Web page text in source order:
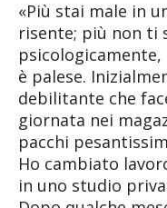
«Più stai male in
risente; più non ti
è palese.
debilitante che
giornata nei
pacchi
Ho cambiato
in uno studio